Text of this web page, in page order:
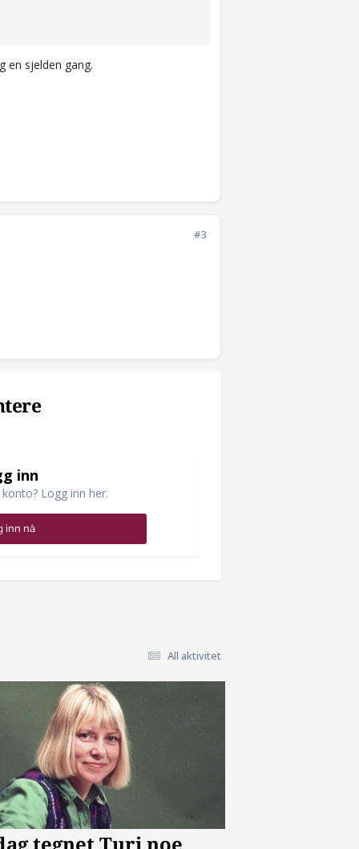
en sjelden gang.
#3
inn
Logg inn her.
inn nå
All aktivitet